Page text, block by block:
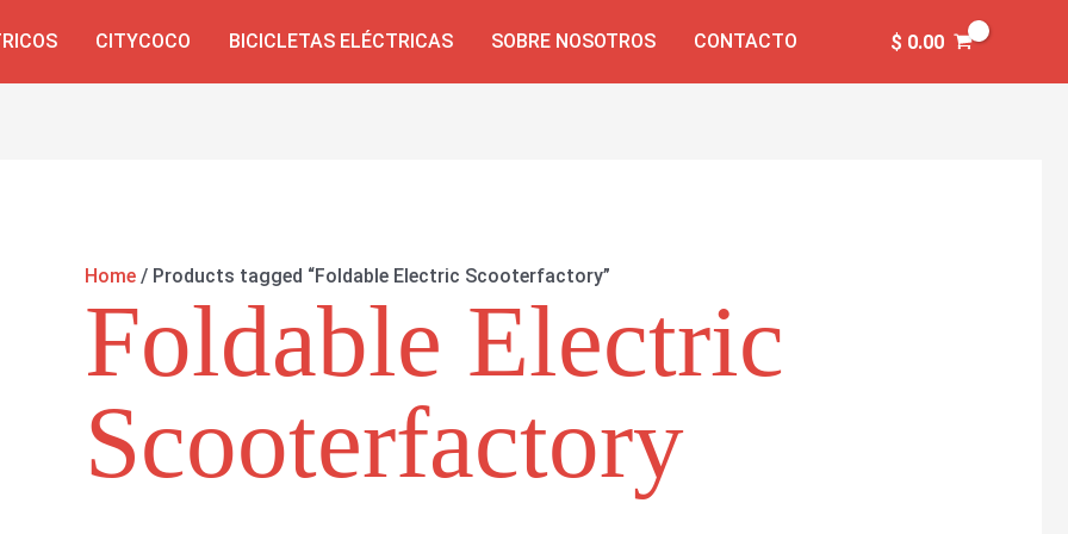
CITYCOCO BICICLETAS ELÉCTRICAS SOBRE NOSOTROS CONTACTO $ 0.00
Home/ Products tagged “Foldable Electric Scooterfactory”
Foldable Electric
Scooterfactory